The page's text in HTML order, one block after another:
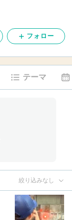
フォロー
テーマ
絞り込みなし